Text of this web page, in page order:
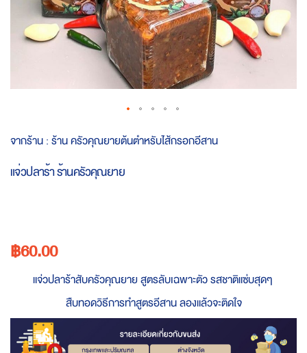
to
beginning
จากร้าน :ร้าน ครัวคุณยายต้นตำหรับไส้กรอกอีสาน
แจ่วปลาร้า ร้านครัวคุณยาย
฿60.00
แจ่วปลาร้าสับครัวคุณยาย สูตรลับเฉพาะตัว รสชาติแซ่บสุดๆ
สืบทอดวิธีการทำสูตรอีสาน ลองแล้วจะติดใจ